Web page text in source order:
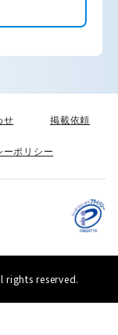
せ 掲載依頼
ーポリシー
reserved.